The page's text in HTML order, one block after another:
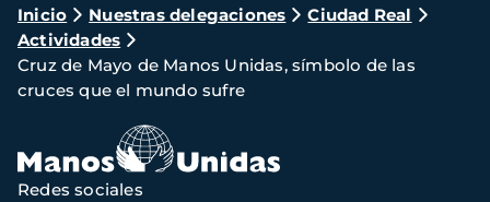
Ruta
de
navegación
Inicio Nuestras delegaciones
Ciudad Real
Actividades
Cruz de Mayo de Manos Unidas, símbolo de las
cruces que el mundo sufre
Redes sociales